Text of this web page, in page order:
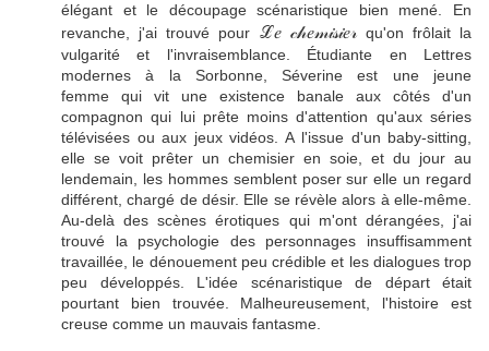
élégant et le découpage scénaristique bien mené. En
revanche, j'ai trouvé pour ℒ𝑒 𝒸𝒽𝑒𝓂𝒾𝓈𝒾𝑒𝓇qu'on frôlait la
vulgarité et l'invraisemblance. Étudiante en Lettres
modernes à la Sorbonne, Séverine est une jeune
femme qui vit une existence banale aux côtés d'un
compagnon qui lui prête moins d'attention qu'aux séries
télévisées ou aux jeux vidéos. A l'issue d'un baby-sitting,
elle se voit prêter un chemisier en soie, et du jour au
lendemain, les hommes semblent poser sur elle un regard
différent, chargé de désir. Elle se révèle alors à elle-même.
Au-delà des scènes érotiques qui m'ont dérangées, j'ai
trouvé la psychologie des personnages insuffisamment
travaillée, le dénouement peu crédible et les dialogues trop
peu développés. L'idée scénaristique de départ était
pourtant bien trouvée. Malheureusement, l'histoire est
creuse comme un mauvais fantasme.